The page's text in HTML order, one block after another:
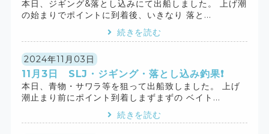
船長・船舶紹介
本日、ジギング&落とし込みにて出船しました。 上げ潮
の始まりでポイントに到着後、いきなり 落と...
続きを読む
2024年11月03日
11月3日 SLJ・ジギング・落とし込み釣果❗️
本日、青物・サワラ等を狙って出船致しました。 上げ
潮止まり前にポイント到着しまずまずの ベイト...
続きを読む